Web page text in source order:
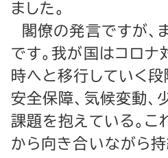
ました。
閣僚の発言ですが、
です。我が国はコロナ
時へと移行していく段
安全保障、気候変動、
課題を抱えている。こ
から向き合いながら